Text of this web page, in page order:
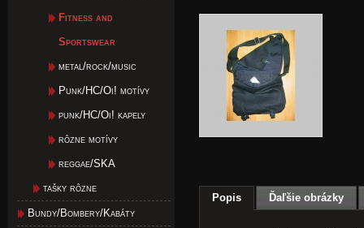
Fitness and
Sportswear
metal/rock/music
Punk/HC/Oi! motívy
punk/HC/Oi! kapely
rôzne motívy
reggae/SKA
tašky rôzne
Bundy/Bombery/Kabáty
Popis Ďaľšie obrázky